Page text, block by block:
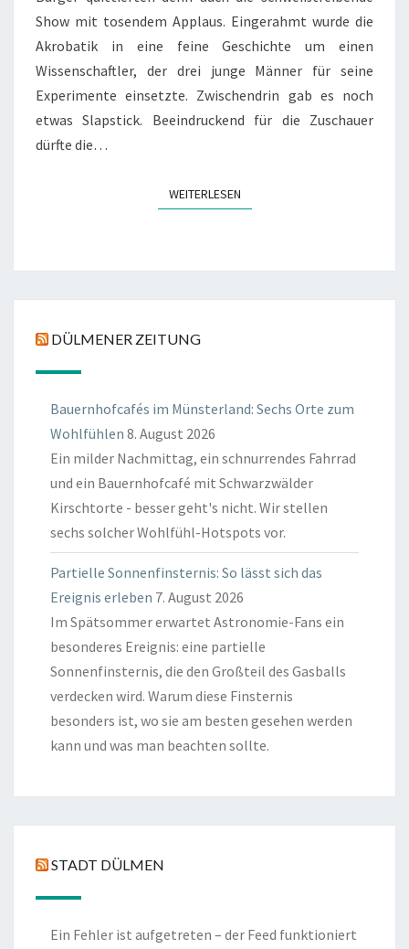
Show mit tosendem Applaus. Eingerahmt wurde die
Akrobatik in eine feine Geschichte um einen
Wissenschaftler, der drei junge Männer für seine
Experimente einsetzte. Zwischendrin gab es noch
etwas Slapstick. Beeindruckend für die Zuschauer
dürfte die…
WEITERLESENWEITERLESEN
DÜLMENER ZEITUNG
Bauernhofcafés im Münsterland: Sechs Orte zum
Wohlfühlen 8. August 2026
Ein milder Nachmittag, ein schnurrendes Fahrrad
und ein Bauernhofcafé mit Schwarzwälder
Kirschtorte - besser geht's nicht. Wir stellen
sechs solcher Wohlfühl-Hotspots vor.
Partielle Sonnenfinsternis: So lässt sich das
Ereignis erleben 7. August 2026
Im Spätsommer erwartet Astronomie-Fans ein
besonderes Ereignis: eine partielle
Sonnenfinsternis, die den Großteil des Gasballs
verdecken wird. Warum diese Finsternis
besonders ist, wo sie am besten gesehen werden
kann und was man beachten sollte.
STADT DÜLMEN
Ein Fehler ist aufgetreten – der Feed funktioniert